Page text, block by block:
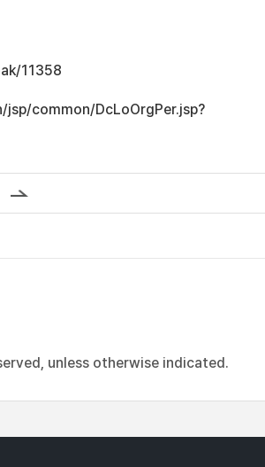
11358
common/DcLoOrgPer.jsp?
unless otherwise indicated.